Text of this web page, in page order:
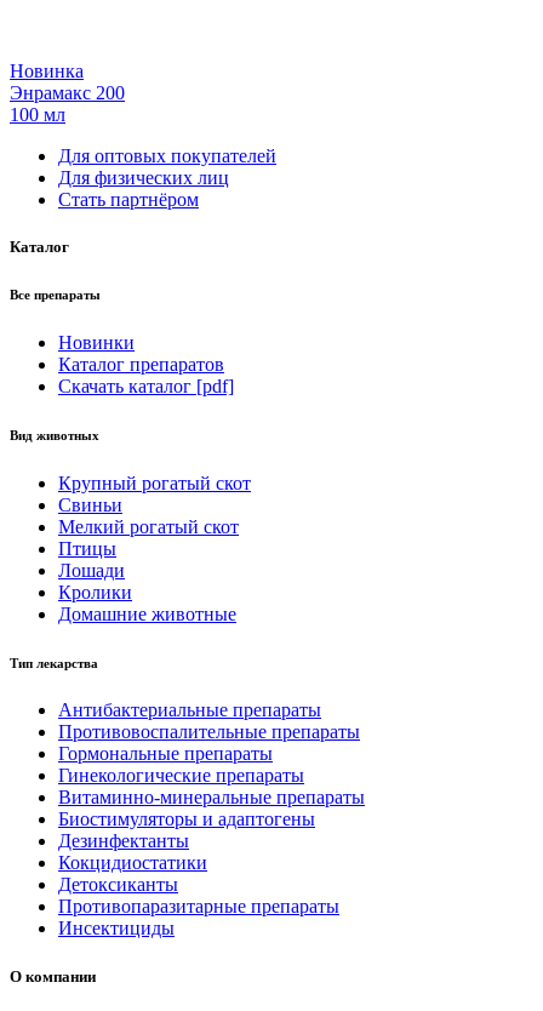
Новинка
Энрамакс 200
100 мл
Для оптовых покупателей
Для физических лиц
Стать партнёром
Каталог
Все препараты
Новинки
Каталог препаратов
Скачать каталог [pdf]
Вид животных
Крупный рогатый скот
Свиньи
Мелкий рогатый скот
Птицы
Лошади
Кролики
Домашние животные
Тип лекарства
Антибактериальные препараты
Противовоспалительные препараты
Гормональные препараты
Гинекологические препараты
Витаминно-минеральные препараты
Биостимуляторы и адаптогены
Дезинфектанты
Кокцидиостатики
Детоксиканты
Противопаразитарные препараты
Инсектициды
О компании